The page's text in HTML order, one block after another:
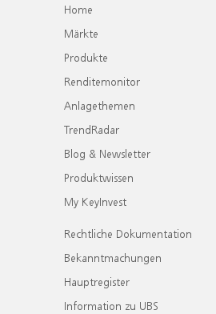
Home
Märkte
Produkte
Renditemonitor
Anlagethemen
TrendRadar
Blog & Newsletter
Produktwissen
My KeyInvest
Rechtliche Dokumentation
Bekanntmachungen
Hauptregister
Information zu UBS